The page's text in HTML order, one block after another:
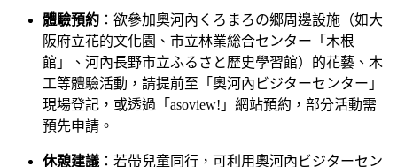
體驗預約 ：欲參加奧河內くろまろの郷周邊設施（如大
阪府立花的文化園、市立林業総合センター「木根
館」、河內長野市立ふるさと歴史學習館）的花藝、木
工等體驗活動，請提前至「奧河內ビジターセンター」
現場登記，或透過「asoview!」網站預約，部分活動需
預先申請。
休憩建議 ：若帶兒童同行，可利用奧河內ビジターセン